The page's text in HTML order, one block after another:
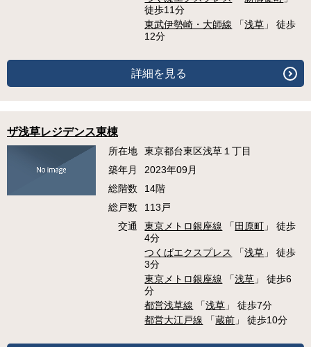
徒歩11分
東武伊勢崎・大師線 「浅草 」 徒歩
12分
詳細を見る
ザ浅草レジデンス東棟
所在地
東京都台東区浅草１丁目
築年月
2023年09月
総階数
14階
総戸数
113戸
交通
東京メトロ銀座線 「 田原町 」 徒歩
4分
つくばエクスプレス
「浅草 」 徒歩
3分
東京メトロ銀座線 「浅草 」 徒歩6
分
都営浅草線 「浅草 」 徒歩7分
都営大江戸線 「蔵前 」 徒歩10分